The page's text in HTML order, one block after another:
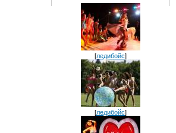
[ледибойс]
[ледибойс]